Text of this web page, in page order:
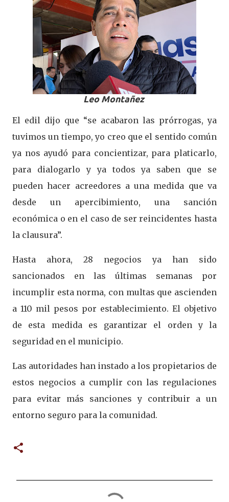
Leo Montañez
El edil dijo que “se acabaron las prórrogas, ya
tuvimos un tiempo, yo creo que el sentido común
ya nos ayudó para concientizar, para platicarlo,
para dialogarlo y ya todos ya saben que se
pueden hacer acreedores a una medida que va
desde un apercibimiento, una sanción
económica o en el caso de ser reincidentes hasta
la clausura”.
Hasta ahora, 28 negocios ya han sido
sancionados en las últimas semanas por
incumplir esta norma, con multas que ascienden
a 110 mil pesos por establecimiento. El objetivo
de esta medida es garantizar el orden y la
seguridad en el municipio.
Las autoridades han instado a los propietarios de
estos negocios a cumplir con las regulaciones
para evitar más sanciones y contribuir a un
entorno seguro para la comunidad.